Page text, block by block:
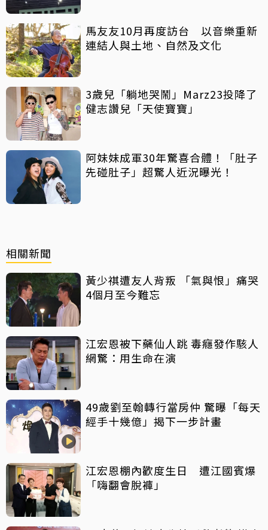
馬友友10月再度訪台 以音樂重新
連結人與土地、自然及文化
3歲兒「躺地哭鬧」Marz23投降了
健志讚兒「天使寶寶」
阿妹妹成軍30年驚喜合體！「肚子
先碰肚子」超驚人近況曝光！
相關新聞
黃少祺遭友人背叛 「氣與恨」痛哭
4個月至今難忘
江宏恩被下藥仙人跳 毒癮發作駭人
網驚：用生命在演
49歲劉至翰轉行當房仲 驚曝「每天
經手十幾億」揭下一步計畫
江宏恩棚內歡度生日 遭江國賓爆
「嗨翻會脫褲」